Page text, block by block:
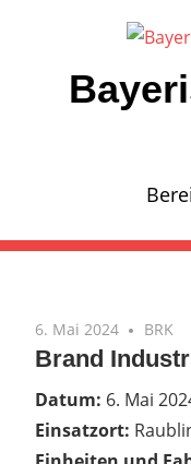
springen
6. Mai 2024 BRK
Brand
Datum: 6. Mai
Einsatzort: